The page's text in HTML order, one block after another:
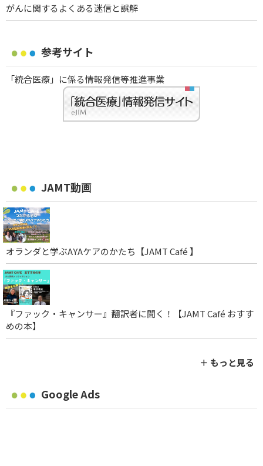
がんに関するよくある迷信と誤解
参考サイト
「統合医療」に係る情報発信等推進事業
JAMT動画
オランダと学ぶAYAケアのかたち【JAMT Café 】
『ファック・キャンサー』翻訳者に聞く！【JAMT Café おすす
めの本】
＋ もっと見る
Google Ads